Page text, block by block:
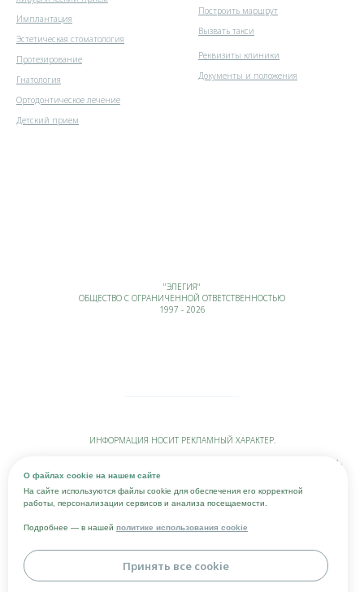
Имплантация
Эстетическая стоматология
Протезирование
Гнатология
Ортодонтическое лечение
Детский прием
Построить маршрут
Вызвать такси
Реквизиты клиники
Документы и положения
"ЭЛЕГИЯ"
ОБЩЕСТВО С ОГРАНИЧЕННОЙ ОТВЕТСТВЕННОСТЬЮ
1997 - 2026
ИНФОРМАЦИЯ НОСИТ РЕКЛАМНЫЙ ХАРАКТЕР.
УСЛУГИ ЛИЦЕНЗИРОВАНЫ. НЕОБХОДИМА КОНСУЛЬТАЦИЯ ВРАЧА-СТОМАТОЛОГА-
СПЕЦИАЛИСТА. ВОЗМОЖНЫ
ПОБОЧНЫЕ И (ИЛИ) НЕЖЕЛАТЕЛЬНЫЕ РЕАКЦИИ.
ИНФОРМАЦИЯ, ПРЕДСТАВЛЕННАЯ НА САЙТЕ, НЕ МОЖЕТ БЫТЬ ИСПОЛЬЗОВАНА
ВРАЧА.
ЦЕНЫ, УКАЗАННЫЕ НА САЙТЕ, ПРИВЕДЕНЫ КАК СПРАВОЧНАЯ ИНФОРМАЦИЯ И НЕ
ЯВЛЯЮТСЯ ПУБЛИЧНОЙ ОФЕРТОЙ. ИЗМЕНЕНИЕ ЦЕН ВОЗМОЖНО В ЛЮБОЕ ВРЕМЯ
И БЕЗ ПРЕДУПРЕЖДЕНИЯ. АКТУАЛЬНУЮ СТОИМОСТЬ УСЛУГ МОЖНО УЗНАТЬ
О файлах cookie на нашем сайте
На сайте используются файлы cookie для обеспечения его корректной
работы, персонализации сервисов и анализа посещаемости.
Подробнее — в нашей политике использования cookie
Принять все cookie